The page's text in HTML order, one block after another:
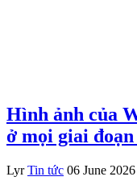
Hình ảnh của
ở mọi giai
Lyr Tin tức 06 June 2026